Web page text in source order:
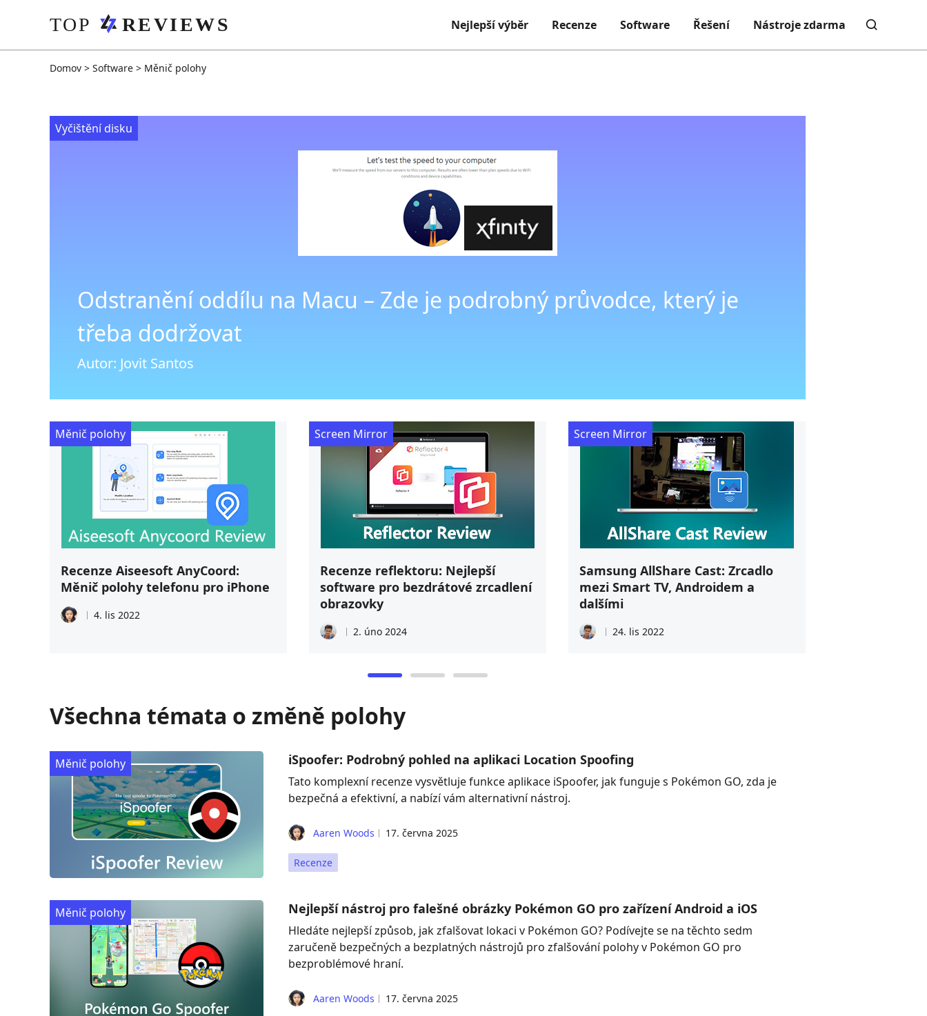
Nejlepší výběr Recenze Software Řešení Nástroje zdarma
Domov > Software > Měnič polohy
Odstranění oddílu na Macu – Zde je podrobný průvodce, který je
třeba dodržovat
Autor: Jovit Santos
Vyčištění disku
Recenze Aiseesoft AnyCoord:
Měnič polohy telefonu pro iPhone
4. lis 2022
Měnič polohy
Recenze reflektoru: Nejlepší
software pro bezdrátové zrcadlení
obrazovky
2. úno 2024
Screen Mirror
Samsung AllShare Cast: Zrcadlo
mezi Smart TV, Androidem a
dalšími
24. lis 2022
Screen Mirror
Všechna témata o změně polohy
Měnič polohy iSpoofer: Podrobný pohled na aplikaci Location Spoofing
Tato komplexní recenze vysvětluje funkce aplikace iSpoofer, jak funguje s Pokémon GO, zda je
bezpečná a efektivní, a nabízí vám alternativní nástroj.
Aaren Woods 17. června 2025
Recenze
Měnič polohy Nejlepší nástroj pro falešné obrázky Pokémon GO pro zařízení Android a iOS
Hledáte nejlepší způsob, jak zfalšovat lokaci v Pokémon GO? Podívejte se na těchto sedm
zaručeně bezpečných a bezplatných nástrojů pro zfalšování polohy v Pokémon GO pro
bezproblémové hraní.
Aaren Woods 17. června 2025